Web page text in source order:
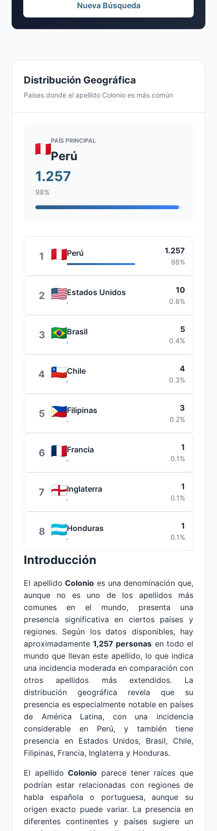
Distribución Geográfica
Países donde el apellido Colonio es más común
PAÍS PRINCIPAL
Perú
1.257
98%
1 Perú 1.257
98%
2 Estados Unidos 10
0.8%
3 Brasil 5
0.4%
4 Chile 4
0.3%
5 Filipinas 3
0.2%
6 Francia 1
0.1%
7 Inglaterra 1
0.1%
8 Honduras 1
0.1%
Introducción
El apellidoColonio es una denominación que,
aunque no es uno de los apellidos más
comunes en el mundo, presenta una
presencia significativa en ciertos países y
regiones. Según los datos disponibles, hay
aproximadamente1,257 personas en todo el
mundo que llevan este apellido, lo que indica
una incidencia moderada en comparación con
otros apellidos más extendidos. La
distribución geográfica revela que su
presencia es especialmente notable en países
de América Latina, con una incidencia
considerable en Perú, y también tiene
presencia en Estados Unidos, Brasil, Chile,
Filipinas, Francia, Inglaterra y Honduras.
El apellidoColonio parece tener raíces que
podrían estar relacionadas con regiones de
habla española o portuguesa, aunque su
origen exacto puede variar. La presencia en
diferentes continentes y países sugiere un
Nueva Búsqueda